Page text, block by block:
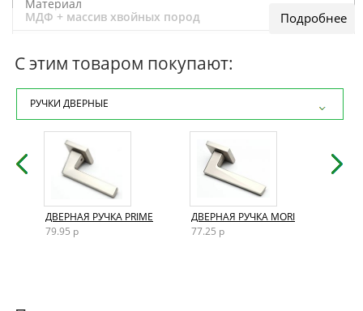
Материал
МДФ + массив хвойных пород
эмаль
Толщина полотна
40 мм
Размеры двери
200×60 / 200×70 / 200×80 / 200×90 / нестандартные
Конструкция
парящая филенка
Способ открывания
Раздвижной / Распашной / Левый / Правый
С этим товаром покупают:
РУЧКИ ДВЕРНЫЕ
ДВЕРНАЯ РУЧКА PRIME
79.95 р
ДВЕРНАЯ РУЧКА MORI
77.25 р